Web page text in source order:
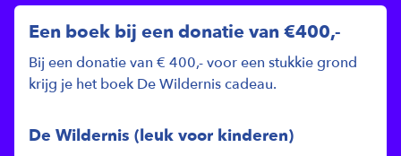
Een boek bij een donatie van €400,-
Bij een donatie van € 400,- voor een stukkie grond
krijg je het boek De Wildernis cadeau.
De Wildernis (leuk voor kinderen)